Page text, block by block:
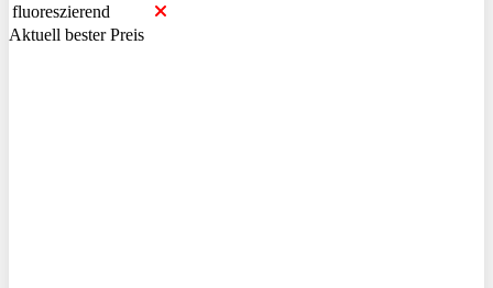
fluoreszierend
Aktuell bester Preis